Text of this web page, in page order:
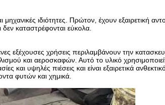
ιδιότητες. Πρώτον, έχουν εξαιρετική
δεν καταστρέφονται εύκολα.
εξέχουσες χρήσεις περιλαμβάνουν την
και αεροσκαφών. Αυτό το υλικό
και υψηλές πιέσεις και είναι εξαιρετικά
φυτών και χημικά.